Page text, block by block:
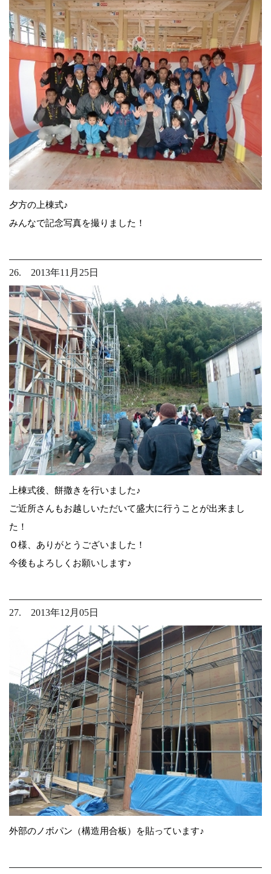
夕方の上棟式♪
みんなで記念写真を撮りました！
26. 2013年11月25日
上棟式後、餅撒きを行いました♪
ご近所さんもお越しいただいて盛大に行うことが出来まし
た！
Ｏ様、ありがとうございました！
今後もよろしくお願いします♪
27. 2013年12月05日
外部のノボパン（構造用合板）を貼っています♪